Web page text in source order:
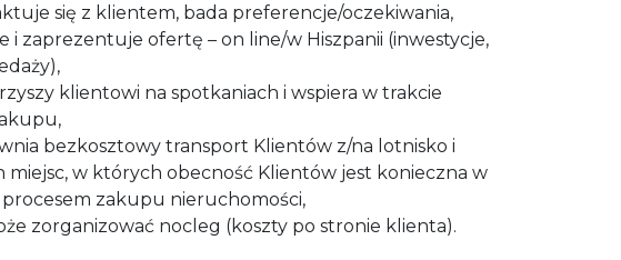
się z klientem, bada preferencje/oczekiwania,
i zaprezentuje ofertę – on line/w Hiszpanii (inwestycje,
klientowi na spotkaniach i wspiera w trakcie
bezkosztowy transport Klientów z/na lotnisko i
miejsc, w których obecność Klientów jest konieczna w
zakupu nieruchomości,
zorganizować nocleg (koszty po stronie klienta).